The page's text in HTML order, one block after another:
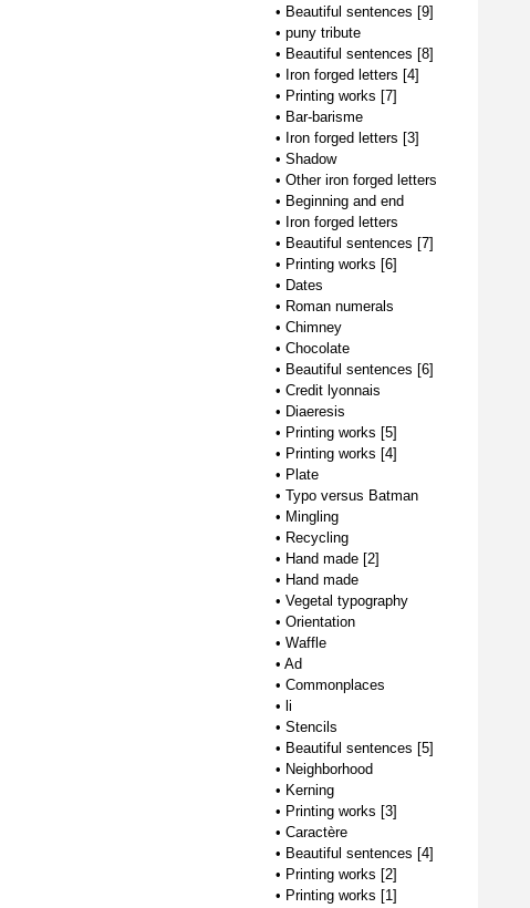
• Beautiful sentences [9]
• puny tribute
• Beautiful sentences [8]
• Iron forged letters [4]
• Printing works [7]
• Bar-barisme
• Iron forged letters [3]
• Shadow
• Other iron forged letters
• Beginning and end
• Iron forged letters
• Beautiful sentences [7]
• Printing works [6]
• Dates
• Roman numerals
• Chimney
• Chocolate
• Beautiful sentences [6]
• Credit lyonnais
• Diaeresis
• Printing works [5]
• Printing works [4]
• Plate
• Typo versus Batman
• Mingling
• Recycling
• Hand made [2]
• Hand made
• Vegetal typography
• Orientation
• Waffle
• Ad
• Commonplaces
• li
• Stencils
• Beautiful sentences [5]
• Neighborhood
• Kerning
• Printing works [3]
• Caractère
• Beautiful sentences [4]
• Printing works [2]
• Printing works [1]